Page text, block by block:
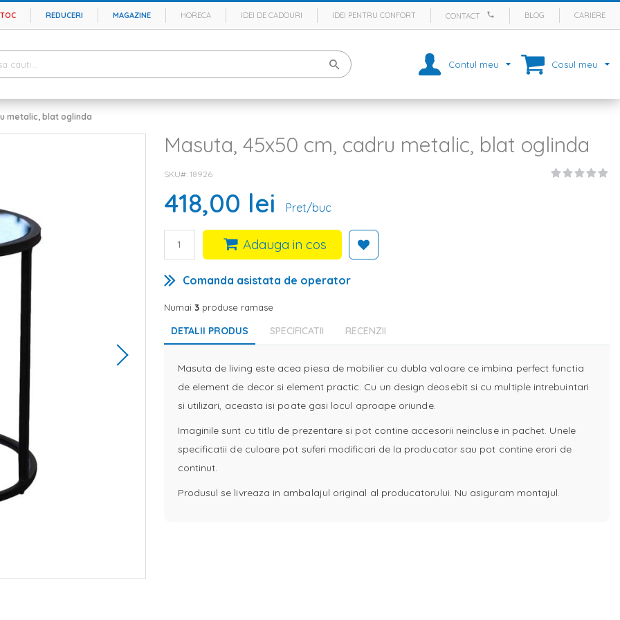
REDUCERI MAGAZINE HORECA IDEI DE CADOURI IDEI PENTRU CONFORT CONTACT BLOG CARIERE
Contul meu Cosul meu
metalic, blat oglinda
Masuta, 45x50 cm, cadru metalic, blat oglinda
SKU# 18926
418,00 lei Pret/buc
Adauga in cos
Comanda asistata de operator
Numai 3produse ramase
DETALII PRODUS
Masuta de living este acea piesa de mobilier cu dubla valoare ce imbina perfect functia
de element de decor si element practic. Cu un design deosebit si cu multiple intrebuintari
si utilizari, aceasta isi poate gasi locul aproape oriunde.
Imaginile sunt cu titlu de prezentare si pot contine accesorii neincluse in pachet. Unele
specificatii de culoare pot suferi modificari de la producator sau pot contine erori de
continut.
Produsul se livreaza in ambalajul original al producatorului. Nu asiguram montajul.
SPECIFICATII RECENZII